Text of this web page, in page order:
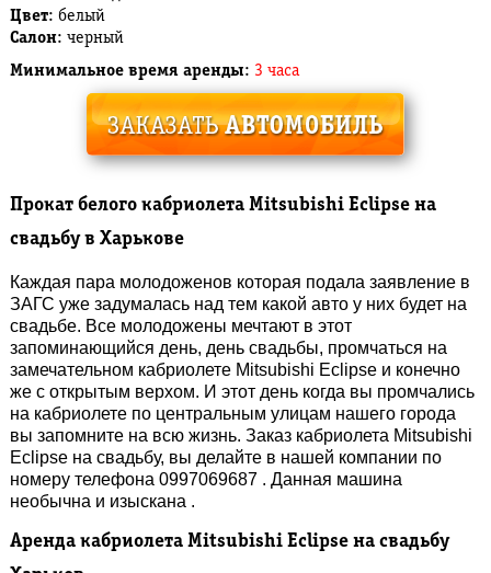
Цвет: белый
Салон: черный
Минимальное время аренды: 3 часа
Прокат белого кабриолета Mitsubishi Eclipse на
свадьбу в Харькове
Каждая пара молодоженов которая подала заявление в
ЗАГС уже задумалась над тем какой авто у них будет на
свадьбе. Все молодожены мечтают в этот
запоминающийся день, день свадьбы, промчаться на
замечательном кабриолете Mitsubishi Eclipse и конечно
же с открытым верхом. И этот день когда вы промчались
на кабриолете по центральным улицам нашего города
вы запомните на всю жизнь. Заказ кабриолета Mitsubishi
Eclipse на свадьбу, вы делайте в нашей компании по
номеру телефона 0997069687 . Данная машина
необычна и изыскана .
Аренда кабриолета Mitsubishi Eclipse на свадьбу